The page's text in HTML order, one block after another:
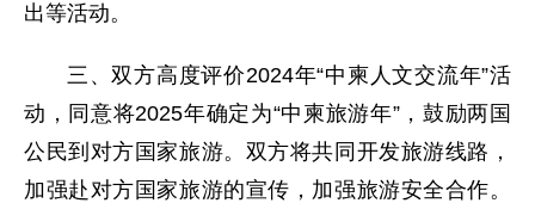
出等活动。
三、双方高度评价2024年“中柬人文交流年”活
动，同意将2025年确定为“中柬旅游年”，鼓励两国
公民到对方国家旅游。双方将共同开发旅游线路，
加强赴对方国家旅游的宣传，加强旅游安全合作。